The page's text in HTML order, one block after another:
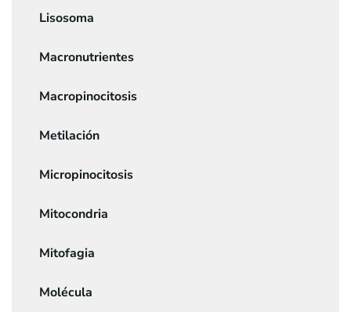
Lisosoma
Macronutrientes
Macropinocitosis
Metilación
Micropinocitosis
Mitocondria
Mitofagia
Molécula